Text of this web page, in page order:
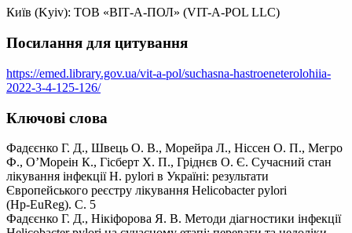
Київ (Kyiv): ТОВ «ВІТ-А-ПОЛ» (VIT-A-POL LLC)
Посилання для цитування
https://emed.library.gov.ua/vit-a-pol/suchasna-hastroeneterolohiia-
2022-3-4-125-126/
Ключові слова
Фадєєнко Г. Д., Швець О. В., Морейра Л., Ніссен О. П., Мегро
Ф., О’Мореін К., Гісберт Х. П., Гріднєв О. Є. Сучасний стан
лікування інфекції H. pylori в Україні: результати
Європейського реєстру лікування Helicobacter pylori
(Hp‑EuReg). С. 5
Фадєєнко Г. Д., Нікіфорова Я. В. Методи діагностики інфекції